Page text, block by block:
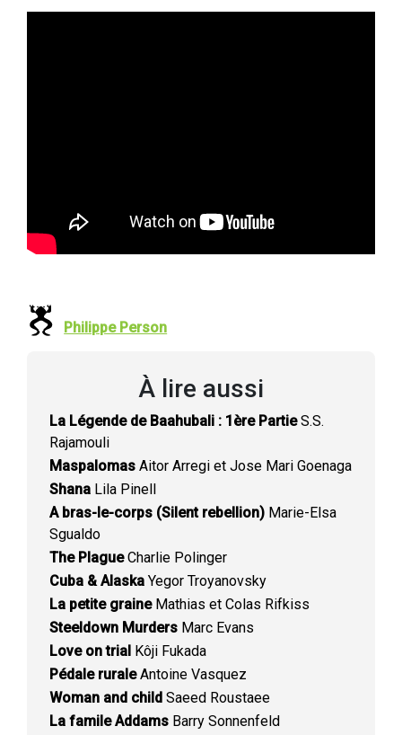
Philippe Person
À lire aussi
La Légende de Baahubali : 1ère PartieS.S.
Rajamouli
Maspalomas Aitor Arregi et Jose Mari Goenaga
Shana Lila Pinell
A bras-le-corps (Silent rebellion) Marie-Elsa
Sgualdo
The PlagueCharlie Polinger
Cuba & Alaska Yegor Troyanovsky
La petite graineMathias et Colas Rifkiss
Steeldown Murders Marc Evans
Love on trial Kôji Fukada
Pédale ruraleAntoine Vasquez
Woman and child Saeed Roustaee
La famile Addams Barry Sonnenfeld